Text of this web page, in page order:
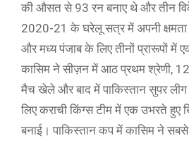
की औसत से 93 रन बनाए थे और तीन
2020-21 के घरेलू सत्र में अपनी
और मध्य पंजाब के लिए तीनों प्रारूपों में
कासिम ने सीज़न में आठ प्रथम श्रेणी,
मैच खेले और बाद में पाकिस्तान सुपर
लिए कराची किंग्स टीम में एक उभरते
बनाई। पाकिस्तान कप में कासिम ने